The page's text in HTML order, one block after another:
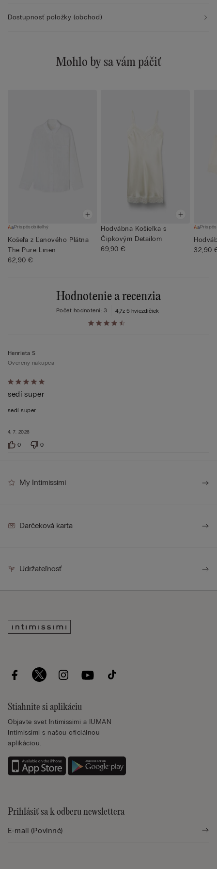
Dostupnosť položky (obchod)
Mohlo by sa vám páčiť
Prispôsobiteľný
Košeľa z Ľanového Plátna
The Pure Linen
62,90 €
Hodvábna Košieľka s
Čipkovým Detailom
69,90 €
32,90
Hodnotenie a recenzia
4,7z 5 hviezdičiek
Počet hodnotení: 3
Hodnotenie:
5
z 5
4. 7. 2026
Henrieta S
Overený nákupca
sedí super
sedí super
0 0
My Intimissimi
Darčeková karta
Udržateľnosť
Stiahnite si aplikáciu
Objavte svet Intimissimi a IUMAN
Intimissimi s našou oficiálnou
aplikáciou.
Prihlásiť sa k odberu newslettera